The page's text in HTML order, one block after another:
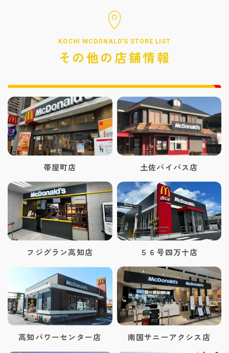
KOCHI MCDONALD'S STORE LIST
その他の店舗情報
帯屋町店 土佐バイパス店
フジグラン高知店 ５６号四万十店
高知パワーセンター店 南国サニーアクシス店